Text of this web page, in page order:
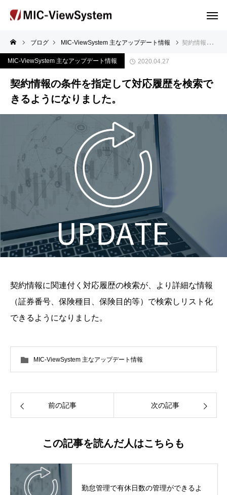
ブログ MIC-ViewSystem 主なアップデート情報 契約情報の条件を指定して対応履歴を検索できるようになりました。
MIC-ViewSystem 主なアップデート情報 2020.04.27
契約情報の条件を指定して対応履歴を検索で
きるようになりました。
契約情報に関連付く対応履歴の検索が、より詳細な情報
（証券番号、保険種目、保険目的等）で検索しリスト化
できるようになりました。
MIC-ViewSystem 主なアップデート情報
前の記事 次の記事
この記事を読んだ人はこちらも
勤怠管理で有休日数の管理ができるよ